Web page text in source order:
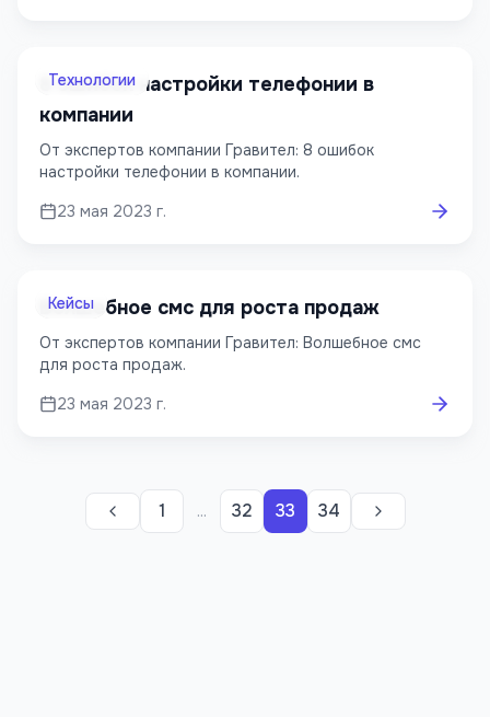
Технологии
8 ошибок настройки телефонии в
компании
От экспертов компании Гравител: 8 ошибок
настройки телефонии в компании.
23 мая 2023 г.
Кейсы
Волшебное смс для роста продаж
От экспертов компании Гравител: Волшебное смс
для роста продаж.
23 мая 2023 г.
1 ... 32 33 34